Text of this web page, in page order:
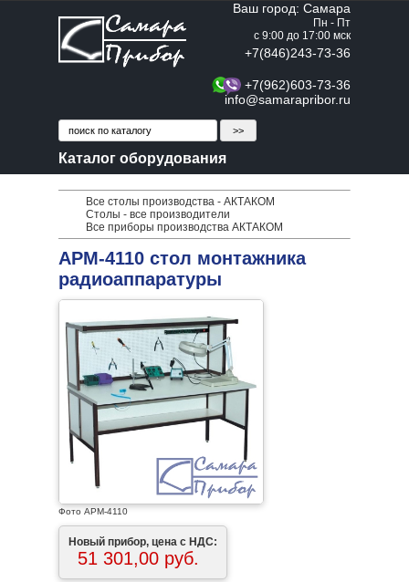
Ваш город: Самара
Пн - Пт
с 9:00 до 17:00 мск
+7(846)243-73-36
+7(962)603-73-36
info@samarapribor.ru
Каталог оборудования
Все столы производства - АКТАКОМ
Столы - все производители
Все приборы производства АКТАКОМ
АРМ-4110 стол монтажника
радиоаппаратуры
Фото АРМ-4110
Новый прибор, цена с НДС:
51 301,00 руб.